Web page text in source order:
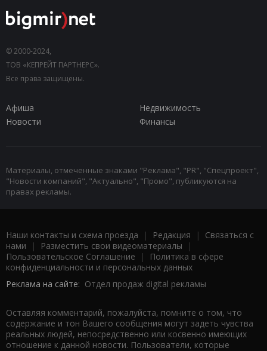
© 2000-2024,
ТОВ «КЕПРЕЙТ ПАРТНЕРС».
Все права защищены.
Афиша
Недвижимость
Новости
Финансы
Материалы, отмеченные знаками "Реклама", "PR", "Спецпроект",
"Новости компаний", "Актуально", "Промо", публикуются на
правах рекламы.
Наши контакты и схема проезда | Редакция | Связаться с
нами | Разместить свои видеоматериалы |
Пользовательское Соглашение |
Политика в сфере
конфиденциальности и персональных данных
Реклама на сайте: Отдел продаж digital рекламы
Оставляя комментарий, пожалуйста, помните о том, что
содержание и тон Вашего сообщения могут задеть чувства
реальных людей, непосредственно или косвенно имеющих
отношение к данной новости. Пользователи, которые